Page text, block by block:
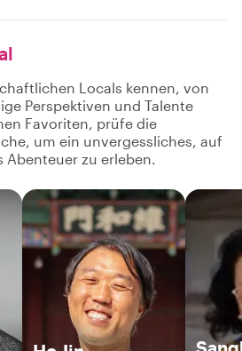
Locals kennen, von
Perspektiven und Talente
Favoriten, prüfe die
um ein unvergessliches, auf
zu erleben.